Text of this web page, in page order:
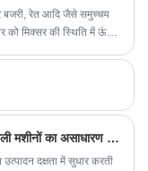
बजरी, रेत आदि जैसे समुच्चय
को मिक्सर की स्थिति में ऊंचा
सटीक आकार: पूरी तरह से स्वचालित ब्लॉक बनाने वाली मशीनों का असाधारण प्रदर्शन
दक्षता में सुधार करती